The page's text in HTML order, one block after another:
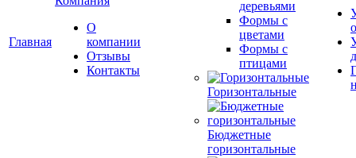
Главная
О
компании
Отзывы
Контакты
деревьями
Формы с
цветами
Формы с
птицами
Горизонтальные
Бюджетные
горизонтальные